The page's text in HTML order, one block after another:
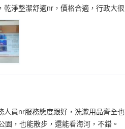
淨整潔舒適nr，價格合適，行政大
員nr服務態度跟好，洗漱用品齊全
，也能散步，還能看海河，不錯。